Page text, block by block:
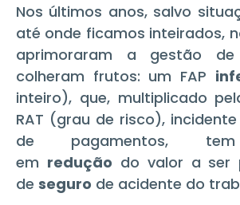
Nos últimos anos, salvo
até onde ficamos inteirados,
aprimoraram a gestão
colheram frutos: um FAP
inteiro), que, multiplicado
RAT (grau de risco),
de pagamentos,
em redução do valor a ser
de seguro de acidente do